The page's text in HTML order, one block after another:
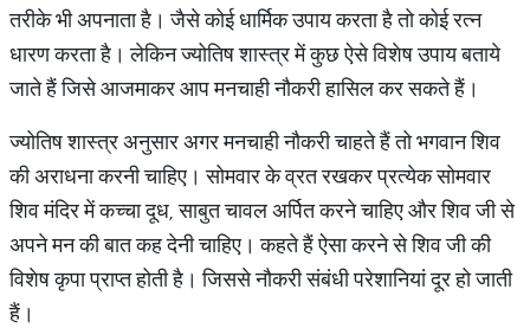
तरीके भी अपनाता है। जैसे कोई धार्मिक उपाय करता है तो कोई रत्न
धारण करता है। लेकिन ज्योतिष शास्त्र में कुछ ऐसे विशेष उपाय बताये
जाते हैं जिसे आजमाकर आप मनचाही नौकरी हासिल कर सकते हैं।
ज्योतिष शास्त्र अनुसार अगर मनचाही नौकरी चाहते हैं तो भगवान शिव
की अराधना करनी चाहिए। सोमवार के व्रत रखकर प्रत्येक सोमवार
शिव मंदिर में कच्चा दूध, साबुत चावल अर्पित करने चाहिए और शिव जी से
अपने मन की बात कह देनी चाहिए। कहते हैं ऐसा करने से शिव जी की
विशेष कृपा प्राप्त होती है। जिससे नौकरी संबंधी परेशानियां दूर हो जाती
हैं।